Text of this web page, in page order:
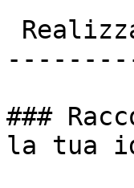
###
la tua